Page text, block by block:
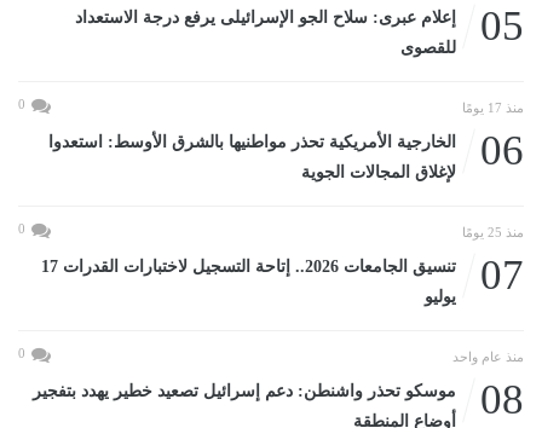
05
إعلام عبرى: سلاح الجو الإسرائيلى يرفع درجة الاستعداد
للقصوى
منذ 17 يومًا 0
06
الخارجية الأمريكية تحذر مواطنيها بالشرق الأوسط: استعدوا
لإغلاق المجالات الجوية
منذ 25 يومًا 0
07
تنسيق الجامعات 2026.. إتاحة التسجيل لاختبارات القدرات 17
يوليو
منذ عام واحد 0
08
موسكو تحذر واشنطن: دعم إسرائيل تصعيد خطير يهدد بتفجير
أوضاع المنطقة